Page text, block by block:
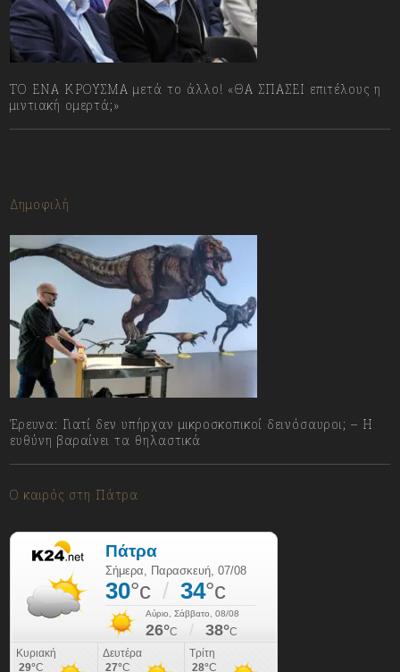
ΤΟ ΕΝΑ ΚΡΟΥΣΜΑ μετά το άλλο! «ΘΑ ΣΠΑΣΕΙ επιτέλους η
μιντιακή ομερτά;»
Δημοφιλή
Έρευνα: Γιατί δεν υπήρχαν μικροσκοπικοί δεινόσαυροι; – Η
ευθύνη βαραίνει τα θηλαστικά
Ο καιρός στη Πάτρα